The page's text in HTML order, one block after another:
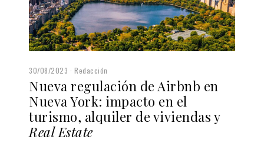
30/08/2023 Redacción
Nueva regulación de Airbnb en
Nueva York: impacto en el
turismo, alquiler de viviendas y
Real Estate